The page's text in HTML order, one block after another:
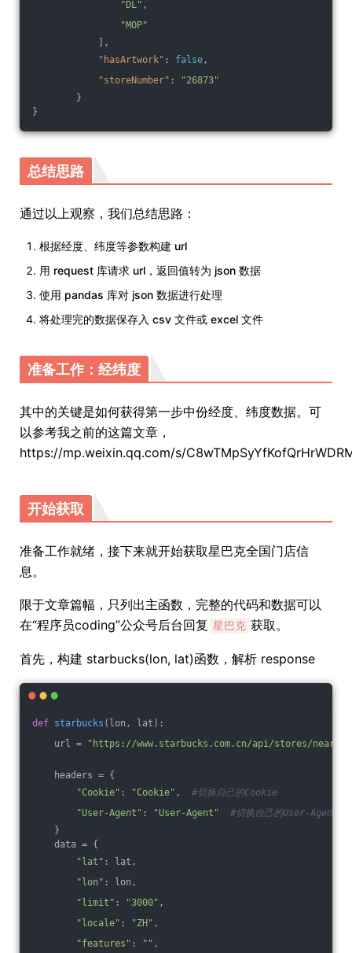
"DL" ,
"MOP"
],
"hasArtwork" : false,
"storeNumber" :
"26873"
}
}
总结思路
通过以上观察，我们总结思路：
根据经度、纬度等参数构建 url
用 request 库请求 url，返回值转为 json 数据
使用 pandas 库对 json 数据进行处理
将处理完的数据保存入 csv 文件或 excel 文件
准备工作：经纬度
其中的关键是如何获得第一步中份经度、纬度数据。可
以参考我之前的这篇文章，
https://mp.weixin.qq.com/s/
开始获取
准备工作就绪，接下来就开始获取星巴克全国门店信
息。
限于文章篇幅，只列出主函数，完整的代码和数据可以
在“程序员coding”公众号后台回复 星巴克 获取。
首先，构建 starbucks(lon, lat)函数，解析 response
def starbucks (lon, lat) :
url =
"https://www.starbucks.com.cn/api/stores/nearby"
headers = {
"Cookie" : "Cookie" , #切换自己的Cookie
"User-Agent" : "User-Agent"
#切换自己的User-Agent
}
data = {
"lat" : lat,
"lon" : lon,
"limit" : "3000" ,
"locale" : "ZH" ,
"features" : "" ,